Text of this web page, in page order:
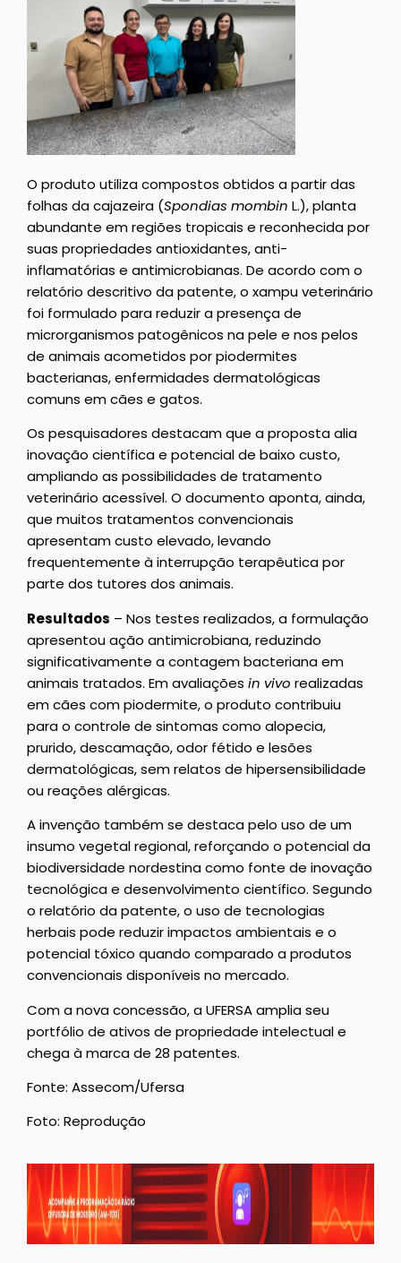
O produto utiliza compostos obtidos a partir das
folhas da cajazeira (Spondias mombin L.), planta
abundante em regiões tropicais e reconhecida por
suas propriedades antioxidantes, anti-
inflamatórias e antimicrobianas. De acordo com o
relatório descritivo da patente, o xampu veterinário
foi formulado para reduzir a presença de
microrganismos patogênicos na pele e nos pelos
de animais acometidos por piodermites
bacterianas, enfermidades dermatológicas
comuns em cães e gatos.
Os pesquisadores destacam que a proposta alia
inovação científica e potencial de baixo custo,
ampliando as possibilidades de tratamento
veterinário acessível. O documento aponta, ainda,
que muitos tratamentos convencionais
apresentam custo elevado, levando
frequentemente à interrupção terapêutica por
parte dos tutores dos animais.
Resultados – Nos testes realizados, a formulação
apresentou ação antimicrobiana, reduzindo
significativamente a contagem bacteriana em
animais tratados. Em avaliações in vivo realizadas
em cães com piodermite, o produto contribuiu
para o controle de sintomas como alopecia,
prurido, descamação, odor fétido e lesões
dermatológicas, sem relatos de hipersensibilidade
ou reações alérgicas.
A invenção também se destaca pelo uso de um
insumo vegetal regional, reforçando o potencial da
biodiversidade nordestina como fonte de inovação
tecnológica e desenvolvimento científico. Segundo
o relatório da patente, o uso de tecnologias
herbais pode reduzir impactos ambientais e o
potencial tóxico quando comparado a produtos
convencionais disponíveis no mercado.
Com a nova concessão, a UFERSA amplia seu
portfólio de ativos de propriedade intelectual e
chega à marca de 28 patentes.
Fonte: Assecom/Ufersa
Foto: Reprodução